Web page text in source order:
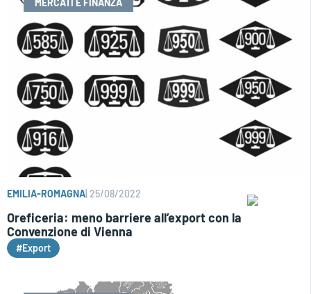
MERCATI E FINANZA
EMILIA-ROMAGNA 25/08/2022
Oreficeria: meno barriere all’export con la
Convenzione di Vienna
#Export